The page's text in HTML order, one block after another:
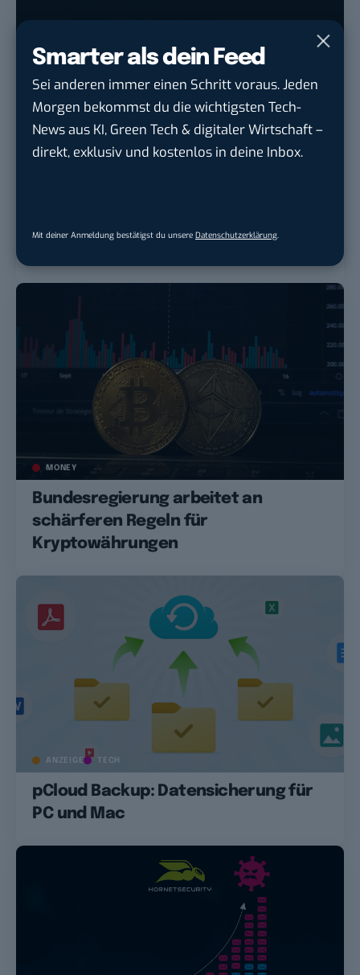
Smarter als dein Feed
Sei anderen immer einen Schritt voraus. Jeden
Morgen bekommst du die wichtigsten Tech-
News aus KI, Green Tech & digitaler Wirtschaft –
direkt, exklusiv und kostenlos in deine Inbox.
Mit deiner Anmeldung bestätigst du unsere Datenschutzerklärung
Cyberkriminalität unser Leben
MONEY
Bundesregierung arbeitet an
schärferen Regeln für
Kryptowährungen
ANZEIGE TECH
pCloud Backup: Datensicherung für
PC und Mac